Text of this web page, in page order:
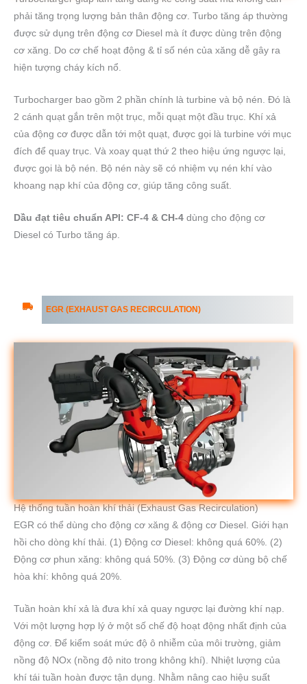
phải tăng trọng lượng bản thân động cơ. Turbo tăng áp thường
được sử dụng trên động cơ Diesel mà ít được dùng trên động
cơ xăng. Do cơ chế hoạt động & tỉ số nén của xăng dễ gây ra
hiện tượng cháy kích nổ.
Turbocharger bao gồm 2 phần chính là turbine và bộ nén. Đó là
2 cánh quạt gắn trên một trục, mỗi quạt một đầu trục. Khí xả
của động cơ được dẫn tới một quạt, được gọi là turbine với mục
đích để quay trục. Và xoay quạt thứ 2 theo hiệu ứng ngược lại,
được gọi là bộ nén. Bộ nén này sẽ có nhiệm vụ nén khí vào
khoang nạp khí của động cơ, giúp tăng công suất.
Dầu đạt tiêu chuẩn API: CF-4 & CH-4 dùng cho động cơ
Diesel có Turbo tăng áp.
EGR (EXHAUST GAS RECIRCULATION)
Hệ thống tuần hoàn khí thải (Exhaust Gas Recirculation)
EGR có thể dùng cho động cơ xăng & động cơ Diesel. Giới hạn
hồi cho dòng khí thải. (1) Động cơ Diesel: không quá 60%. (2)
Động cơ phun xăng: không quá 50%. (3) Động cơ dùng bộ chế
hòa khí: không quá 20%.
Tuần hoàn khí xả là đưa khí xả quay ngược lại đường khí nạp.
Với một lượng hợp lý ở một số chế độ hoạt động nhất định của
động cơ. Để kiểm soát mức độ ô nhiễm của môi trường, giảm
nồng độ NOx (nồng độ nito trong không khí). Nhiệt lượng của
khí tái tuần hoàn được tận dụng. Nhằm nâng cao hiệu suất